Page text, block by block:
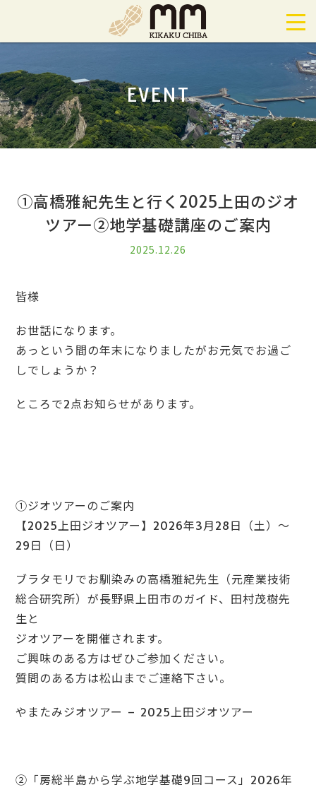
EVENT
①高橋雅紀先生と行く2025上田のジオ
ツアー②地学基礎講座のご案内
2025.12.26
皆様
お世話になります。
あっという間の年末になりましたがお元気でお過ご
しでしょうか？
ところで2点お知らせがあります。
①ジオツアーのご案内
【2025上田ジオツアー】2026年3月28日（土）～
29日（日）
ブラタモリでお馴染みの高橋雅紀先生（元産業技術
総合研究所）が長野県上田市のガイド、田村茂樹先
生と
ジオツアーを開催されます。
ご興味のある方はぜひご参加ください。
質問のある方は松山までご連絡下さい。
やまたみジオツアー – 2025上田ジオツアー
②「房総半島から学ぶ地学基礎9回コース」2026年